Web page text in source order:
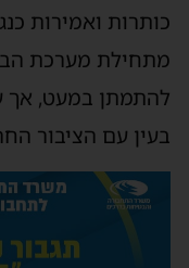
כותרות ואמירות
מתחילת מערכת
להתמתן במעט, אך
בעין עם הציבור